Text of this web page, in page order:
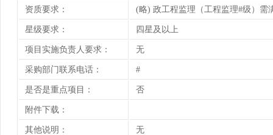
资质要求： (略) 政工程监理（工程监理#级）需
星级要求： 四星及以上
项目实施负责人要求： 无
采购部门联系电话： #
是否是重点项目： 否
附件下载：
其他说明： 无